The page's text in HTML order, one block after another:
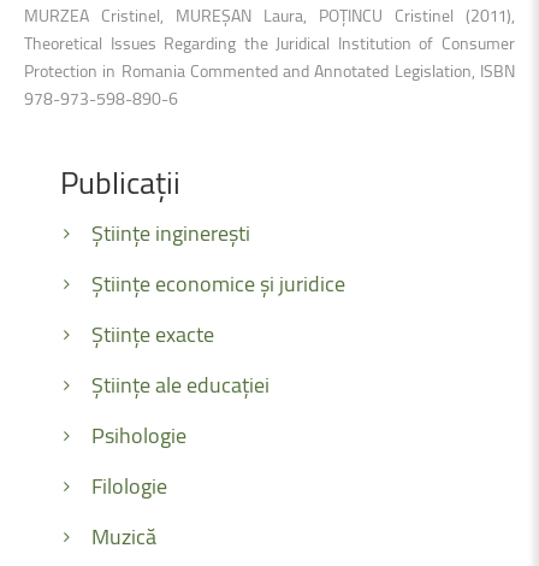
MURZEA Cristinel, MUREŞAN Laura, POŢINCU Cristinel (2011),
Theoretical Issues Regarding the Juridical Institution of Consumer
Protection in Romania Commented and Annotated Legislation, ISBN
978-973-598-890-6
Publicații
Științe inginerești
Științe economice și juridice
Științe exacte
Științe ale educației
Psihologie
Filologie
Muzică